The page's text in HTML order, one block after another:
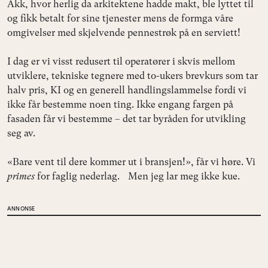
Akk, hvor herlig da arkitektene hadde makt, ble lyttet til
og fikk betalt for sine tjenester mens de formga våre
omgivelser med skjelvende pennestrøk på en serviett!
I dag er vi visst redusert til operatører i skvis mellom
utviklere, tekniske tegnere med to-ukers brevkurs som tar
halv pris, KI og en generell handlingslammelse fordi vi
ikke får bestemme noen ting. Ikke engang fargen på
fasaden får vi bestemme – det tar byråden for utvikling
seg av.
«Bare vent til dere kommer ut i bransjen!», får vi høre. Vi
primesfor faglig nederlag. Men jeg lar meg ikke kue.
ANNONSE